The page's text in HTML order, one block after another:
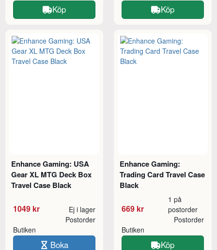
Köp Köp
Enhance Gaming: USA
Gear XL MTG Deck Box
Travel Case Black
1049 kr Ej i lager
Butiken
Postorder
Boka
Enhance Gaming:
Trading Card Travel Case
Black
669 kr
1 på
postorder
Butiken
Postorder
Köp